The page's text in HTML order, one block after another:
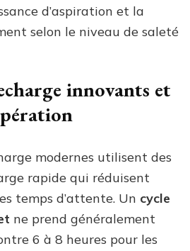
d’aspiration et la
selon le niveau de saleté
innovants et
modernes utilisent des
rapide qui réduisent
temps d’attente. Un cycle
ne prend généralement
6 à 8 heures pour les